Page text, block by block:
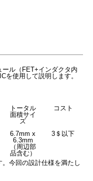
ル（FET+インダクタ内
を使用して説明します。
トータル
面積サイ
ズ
コスト
6.7mm x
6.3mm
（周辺部
品含む）
3＄以下
今回の設計仕様を満たし